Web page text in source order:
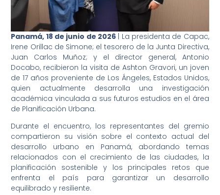
Panamá, 18 de junio de 2026 | La presidenta de Capac,
Irene Orillac de Simone; el tesorero de la Junta Directiva,
Juan Carlos Muñoz; y el director general, Antonio
Docabo, recibieron la visita de Ashton Gravori, un joven
de 17 años proveniente de Los Ángeles, Estados Unidos,
quien actualmente desarrolla una investigación
académica vinculada a sus futuros estudios en el área
de Planificación Urbana.
Durante el encuentro, los representantes del gremio
compartieron su visión sobre el contexto actual del
desarrollo urbano en Panamá, abordando temas
relacionados con el crecimiento de las ciudades, la
planificación sostenible y los principales retos que
enfrenta el país para garantizar un desarrollo
equilibrado y resiliente.